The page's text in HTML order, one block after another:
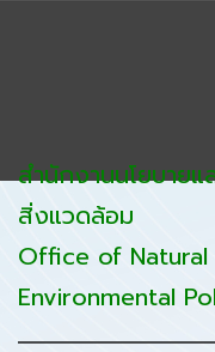
สำนักงานนโยบายแ
สิ่งแวดล้อม
Office of Natural
Environmental